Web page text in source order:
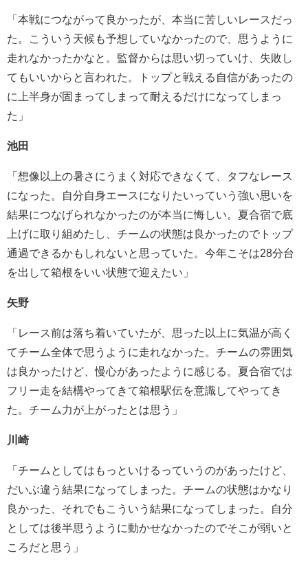
「本戦につながって良かったが、本当に苦しいレースだっ
た。こういう天候も予想していなかったので、思うように
走れなかったかなと。監督からは思い切っていけ、失敗し
てもいいからと言われた。トップと戦える自信があったの
に上半身が固まってしまって耐えるだけになってしまっ
た」
池田
「想像以上の暑さにうまく対応できなくて、タフなレース
になった。自分自身エースになりたいっていう強い思いを
結果につなげられなかったのが本当に悔しい。夏合宿で底
上げに取り組めたし、チームの状態は良かったのでトップ
通過できるかもしれないと思っていた。今年こそは28分台
を出して箱根をいい状態で迎えたい」
矢野
「レース前は落ち着いていたが、思った以上に気温が高く
てチーム全体で思うように走れなかった。チームの雰囲気
は良かったけど、慢心があったように感じる。夏合宿では
フリー走を結構やってきて箱根駅伝を意識してやってき
た。チーム力が上がったとは思う」
川崎
「チームとしてはもっといけるっていうのがあったけど、
だいぶ違う結果になってしまった。チームの状態はかなり
良かった、それでもこういう結果になってしまった。自分
としては後半思うように動かせなかったのでそこが弱いと
ころだと思う」